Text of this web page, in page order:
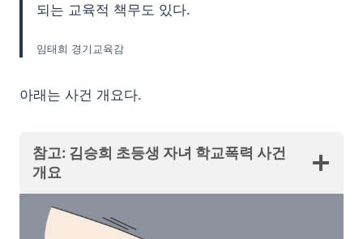
되는 교육적 책무도 있다.
임태희 경기교육감
아래는 사건 개요다.
참고: 김승희 초등생 자녀 학교폭력 사건
개요